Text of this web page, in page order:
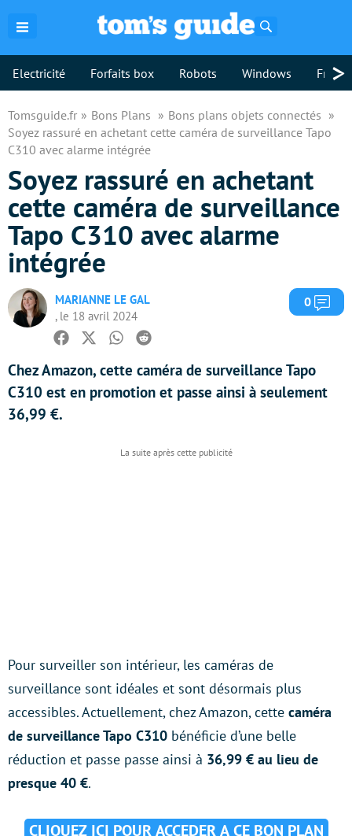
Electricité Forfaits box Robots Windows >
Tomsguide.fr Bons Plans
Bons plans objets connectés
Soyez rassuré en achetant cette caméra de surveillance Tapo
C310 avec alarme intégrée
Soyez rassuré en achetant
cette caméra de surveillance
Tapo C310 avec alarme
intégrée
MARIANNE LE GAL
, le 18 avril 2024
0
Facebook
TwitterWhatsapp
Reddit
Chez Amazon, cette caméra de surveillance Tapo
C310 est en promotion et passe ainsi à seulement
36,99 €.
Pour surveiller son intérieur, les caméras de
surveillance sont idéales et sont désormais plus
accessibles. Actuellement, chez Amazon, cette caméra
de surveillance Tapo C310 bénéficie d’une belle
réduction et passe passe ainsi à 36,99 € au lieu de
presque 40 €.
CLIQUEZ ICI POUR ACCEDER A CE BON PLAN